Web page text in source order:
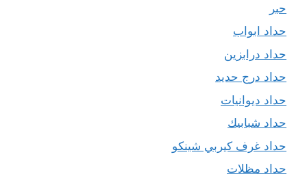
حبر
حداد ابواب
حداد درابزين
حداد درج حديد
حداد ديوانيات
حداد شبابيك
حداد غرف كيربي شينكو
حداد مظلات